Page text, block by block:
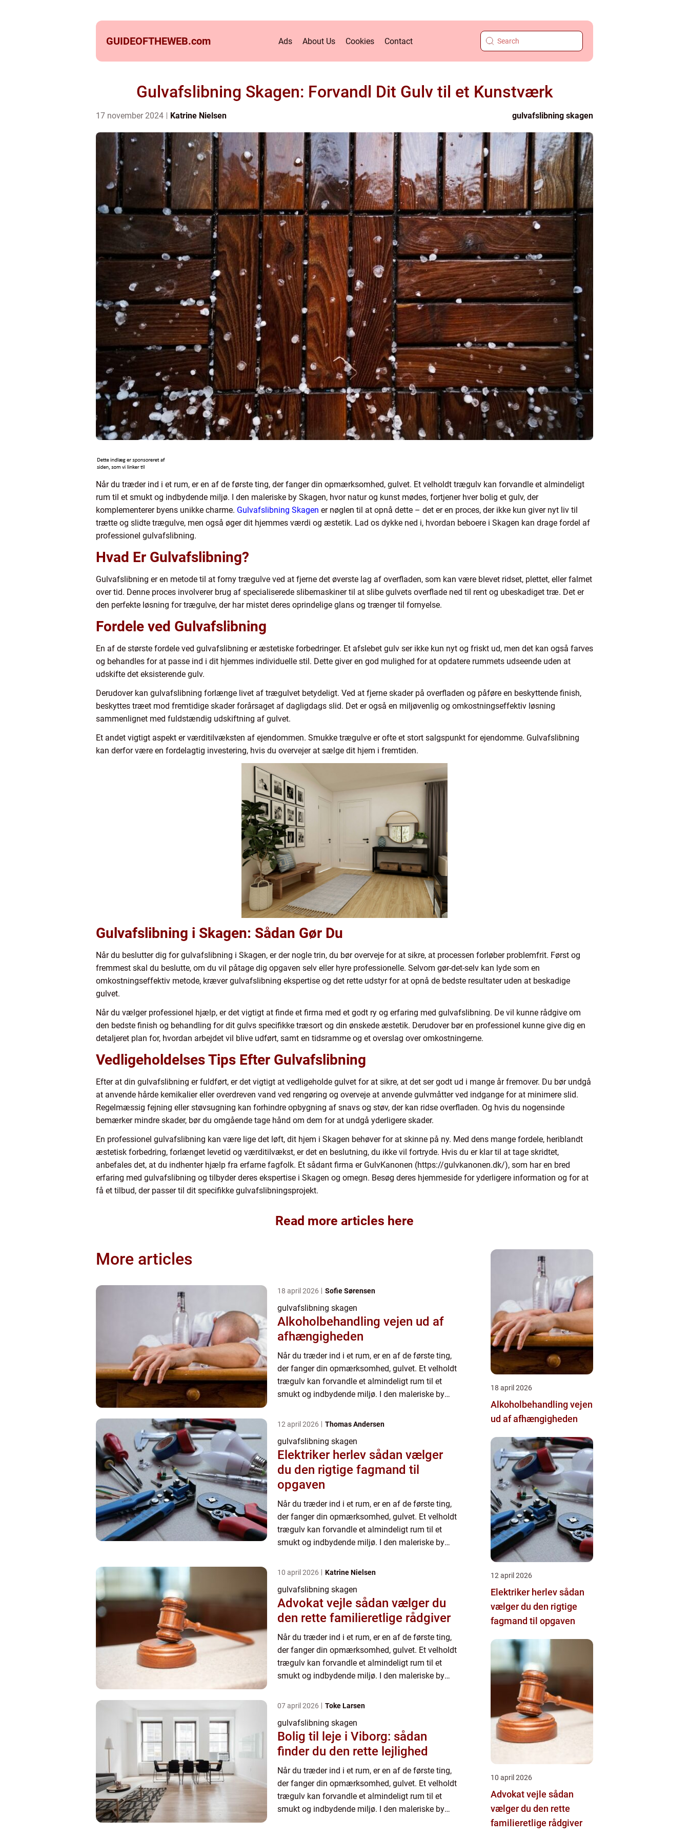
GUIDEOFTHEWEB.com Ads About Us Cookies Contact
Gulvafslibning Skagen: Forvandl Dit Gulv til et Kunstværk
17 november 2024 Katrine Nielsen gulvafslibning skagen
Når du træder ind i et rum, er en af de første ting, der fanger din opmærksomhed, gulvet. Et velholdt trægulv kan forvandle et almindeligt
rum til et smukt og indbydende miljø. I den maleriske by Skagen, hvor natur og kunst mødes, fortjener hver bolig et gulv, der
komplementerer byens unikke charme. Gulvafslibning Skagen er nøglen til at opnå dette – det er en proces, der ikke kun giver nyt liv til
trætte og slidte trægulve, men også øger dit hjemmes værdi og æstetik. Lad os dykke ned i, hvordan beboere i Skagen kan drage fordel af
professionel gulvafslibning.
Hvad Er Gulvafslibning?
Gulvafslibning er en metode til at forny trægulve ved at fjerne det øverste lag af overfladen, som kan være blevet ridset, plettet, eller falmet
over tid. Denne proces involverer brug af specialiserede slibemaskiner til at slibe gulvets overflade ned til rent og ubeskadiget træ. Det er
den perfekte løsning for trægulve, der har mistet deres oprindelige glans og trænger til fornyelse.
Fordele ved Gulvafslibning
En af de største fordele ved gulvafslibning er æstetiske forbedringer. Et afslebet gulv ser ikke kun nyt og friskt ud, men det kan også farves
og behandles for at passe ind i dit hjemmes individuelle stil. Dette giver en god mulighed for at opdatere rummets udseende uden at
udskifte det eksisterende gulv.
Derudover kan gulvafslibning forlænge livet af trægulvet betydeligt. Ved at fjerne skader på overfladen og påføre en beskyttende finish,
beskyttes træet mod fremtidige skader forårsaget af dagligdags slid. Det er også en miljøvenlig og omkostningseffektiv løsning
sammenlignet med fuldstændig udskiftning af gulvet.
Et andet vigtigt aspekt er værditilvæksten af ejendommen. Smukke trægulve er ofte et stort salgspunkt for ejendomme. Gulvafslibning
kan derfor være en fordelagtig investering, hvis du overvejer at sælge dit hjem i fremtiden.
Gulvafslibning i Skagen: Sådan Gør Du
Når du beslutter dig for gulvafslibning i Skagen, er der nogle trin, du bør overveje for at sikre, at processen forløber problemfrit. Først og
fremmest skal du beslutte, om du vil påtage dig opgaven selv eller hyre professionelle. Selvom gør-det-selv kan lyde som en
omkostningseffektiv metode, kræver gulvafslibning ekspertise og det rette udstyr for at opnå de bedste resultater uden at beskadige
gulvet.
Når du vælger professionel hjælp, er det vigtigt at finde et firma med et godt ry og erfaring med gulvafslibning. De vil kunne rådgive om
den bedste finish og behandling for dit gulvs specifikke træsort og din ønskede æstetik. Derudover bør en professionel kunne give dig en
detaljeret plan for, hvordan arbejdet vil blive udført, samt en tidsramme og et overslag over omkostningerne.
Vedligeholdelses Tips Efter Gulvafslibning
Efter at din gulvafslibning er fuldført, er det vigtigt at vedligeholde gulvet for at sikre, at det ser godt ud i mange år fremover. Du bør undgå
at anvende hårde kemikalier eller overdreven vand ved rengøring og overveje at anvende gulvmåtter ved indgange for at minimere slid.
Regelmæssig fejning eller støvsugning kan forhindre opbygning af snavs og støv, der kan ridse overfladen. Og hvis du nogensinde
bemærker mindre skader, bør du omgående tage hånd om dem for at undgå yderligere skader.
En professionel gulvafslibning kan være lige det løft, dit hjem i Skagen behøver for at skinne på ny. Med dens mange fordele, heriblandt
æstetisk forbedring, forlænget levetid og værditilvækst, er det en beslutning, du ikke vil fortryde. Hvis du er klar til at tage skridtet,
anbefales det, at du indhenter hjælp fra erfarne fagfolk. Et sådant firma er GulvKanonen (https://gulvkanonen.dk/), som har en bred
erfaring med gulvafslibning og tilbyder deres ekspertise i Skagen og omegn. Besøg deres hjemmeside for yderligere information og for at
få et tilbud, der passer til dit specifikke gulvafslibningsprojekt.
Read more articles here
More articles
18 april 2026 Sofie Sørensen
gulvafslibning skagen
Alkoholbehandling vejen ud af
afhængigheden
Når du træder ind i et rum, er en af de første ting,
der fanger din opmærksomhed, gulvet. Et velholdt
trægulv kan forvandle et almindeligt rum til et
smukt og indbydende miljø. I den maleriske by
12 april 2026 Thomas Andersen
gulvafslibning skagen
Elektriker herlev sådan vælger
du den rigtige fagmand til
opgaven
Når du træder ind i et rum, er en af de første ting,
der fanger din opmærksomhed, gulvet. Et velholdt
trægulv kan forvandle et almindeligt rum til et
smukt og indbydende miljø. I den maleriske by
10 april 2026 Katrine Nielsen
gulvafslibning skagen
Advokat vejle sådan vælger du
den rette familieretlige rådgiver
Når du træder ind i et rum, er en af de første ting,
der fanger din opmærksomhed, gulvet. Et velholdt
trægulv kan forvandle et almindeligt rum til et
smukt og indbydende miljø. I den maleriske by
07 april 2026 Toke Larsen
gulvafslibning skagen
Bolig til leje i Viborg: sådan
finder du den rette lejlighed
Når du træder ind i et rum, er en af de første ting,
der fanger din opmærksomhed, gulvet. Et velholdt
trægulv kan forvandle et almindeligt rum til et
smukt og indbydende miljø. I den maleriske by
18 april 2026
Alkoholbehandling vejen
ud af afhængigheden
12 april 2026
Elektriker herlev sådan
vælger du den rigtige
fagmand til opgaven
10 april 2026
Advokat vejle sådan
vælger du den rette
familieretlige rådgiver